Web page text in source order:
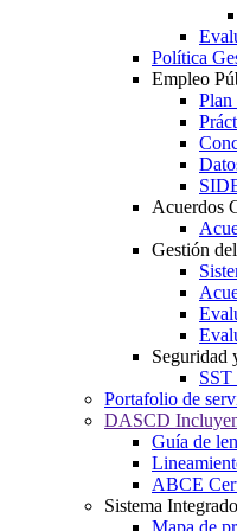
Política
Empleo
Acuerdos
Gestión
Seguridad
Portafolio de
DASCD
Guía de
ABCE
Sistema
Mapa de